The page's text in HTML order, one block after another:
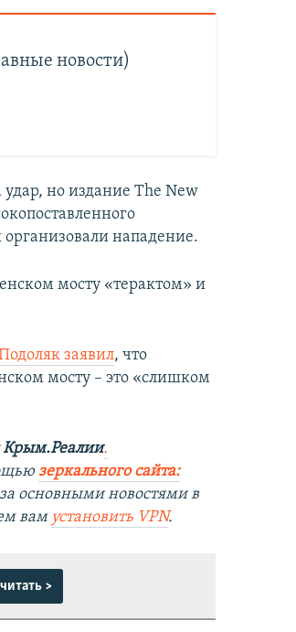
новости)
удар, но издание The New
нападение.
мосту «терактом» и
заявил, что
мосту – это «слишком
Крым.Реалии.
зеркального сайта:
основными новостями в
вам установить VPN.
читать >